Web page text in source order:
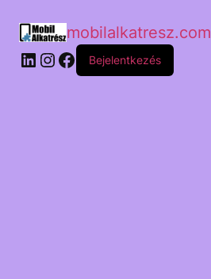
mobilalkatresz.com
Bejelentkezés